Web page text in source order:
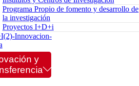
Programa Propio de fomento y desarrollo de
la investigación
Proyectos I+D+i
Innovacion-
y